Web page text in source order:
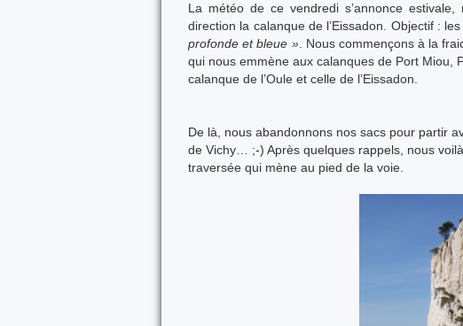
La météo de ce vendredi s’annonce
direction la calanque de l’Eissadon. Objectif :
profonde et bleue ». Nous commençons à la
qui nous emmène aux calanques de Port Miou,
calanque de l’Oule et celle de l’Eissadon.
De là, nous abandonnons nos sacs pour partir
de Vichy… ;-) Après quelques rappels, nous
traversée qui mène au pied de la voie.